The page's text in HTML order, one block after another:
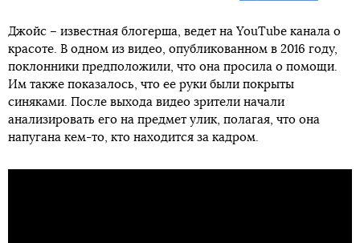
Джойс – известная блогерша, ведет на YouTube канала о
красоте. В одном из видео, опубликованном в 2016 году,
поклонники предположили, что она просила о помощи.
Им также показалось, что ее руки были покрыты
синяками. После выхода видео зрители начали
анализировать его на предмет улик, полагая, что она
напугана кем-то, кто находится за кадром.